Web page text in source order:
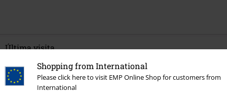
Shopping from International
Please click here to visit EMP Online Shop for customers from
International
Última visita